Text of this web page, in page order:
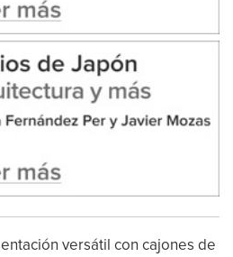
versátil con cajones de